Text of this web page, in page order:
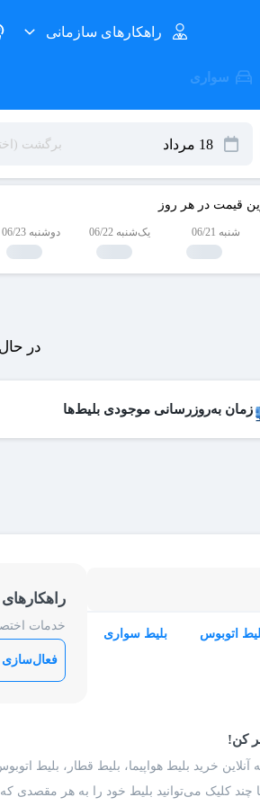
راهکارهای سازمانی
سواری
قیمت در هر روز
شنبه 06/21 یک‌شنبه 06/22 دوشنبه 06/23
زمان به‌روزرسانی موجودی بلیط‌ها
در
اتوبوس بلیط سواری
خدمات
فعال‌سازی
کن!
آنلاین خرید بلیط هواپیما، بلیط قطار، بلیط
چند کلیک می‌توانید بلیط خود را به هر مقصدی